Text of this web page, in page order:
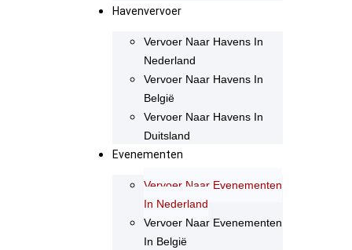
Havenvervoer
Vervoer Naar Havens In
Nederland
Vervoer Naar Havens In
België
Vervoer Naar Havens In
Duitsland
Evenementen
Vervoer Naar Evenementen
In Nederland
Vervoer Naar Evenementen
In België